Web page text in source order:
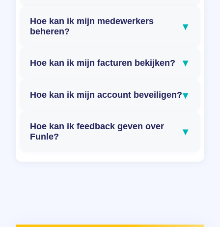
Hoe kan ik mijn medewerkers
beheren?
▾
Hoe kan ik mijn facturen bekijken? ▾
Hoe kan ik mijn account beveiligen?▾
Hoe kan ik feedback geven over
Funle?
▾